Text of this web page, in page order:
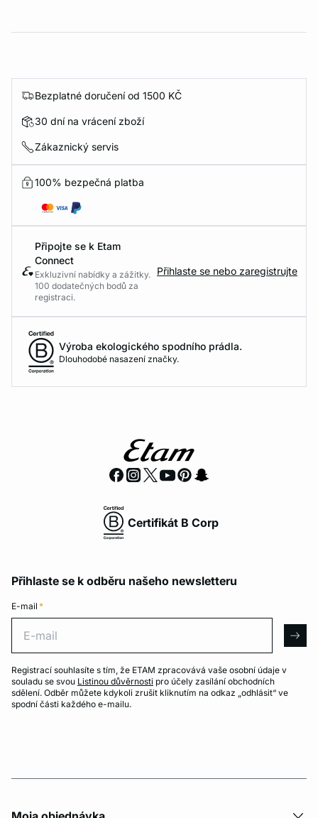
Bezplatné doručení od 1500 KČ
30 dní na vrácení zboží
Zákaznický servis
100% bezpečná platba
Připojte se k Etam
Connect
Exkluzivní nabídky a zážitky.
100 dodatečných bodů za
registraci.
Přihlaste se nebo zaregistrujte
Výroba ekologického spodního prádla.
Dlouhodobé nasazení značky.
Certifikát B Corp
Přihlaste se k odběru našeho newsletteru
E-mail *
Registrací souhlasíte s tím, že ETAM zpracovává vaše osobní údaje v
souladu se svou Listinou důvěrnosti pro účely zasílání obchodních
sdělení. Odběr můžete kdykoli zrušit kliknutím na odkaz „odhlásit“ ve
spodní části každého e-mailu.